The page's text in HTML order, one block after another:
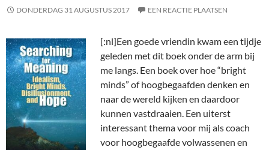
DONDERDAG 31 AUGUSTUS 2017 EEN REACTIE PLAATSEN
[:nl]Een goede vriendin kwam een tijdje
geleden met dit boek onder de arm bij
me langs. Een boek over hoe “bright
minds” of hoogbegaafden denken en
naar de wereld kijken en daardoor
kunnen vastdraaien. Een uiterst
interessant thema voor mij als coach
voor hoogbegaafde volwassenen en